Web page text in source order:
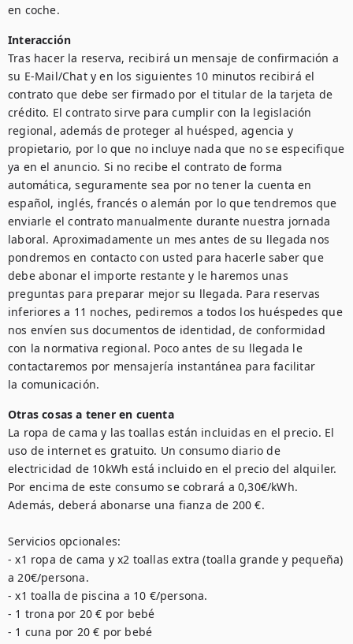
en coche.
Interacción
Tras hacer la reserva, recibirá un mensaje de confirmación a
su E-Mail/Chat y en los siguientes 10 minutos recibirá el
contrato que debe ser firmado por el titular de la tarjeta de
crédito. El contrato sirve para cumplir con la legislación
regional, además de proteger al huésped, agencia y
propietario, por lo que no incluye nada que no se especifique
ya en el anuncio. Si no recibe el contrato de forma
automática, seguramente sea por no tener la cuenta en
español, inglés, francés o alemán por lo que tendremos que
enviarle el contrato manualmente durante nuestra jornada
laboral. Aproximadamente un mes antes de su llegada nos
pondremos en contacto con usted para hacerle saber que
debe abonar el importe restante y le haremos unas
preguntas para preparar mejor su llegada. Para reservas
inferiores a 11 noches, pediremos a todos los huéspedes que
nos envíen sus documentos de identidad, de conformidad
con la normativa regional. Poco antes de su llegada le
contactaremos por mensajería instantánea para facilitar
la comunicación.
Otras cosas a tener en cuenta
La ropa de cama y las toallas están incluidas en el precio. El
uso de internet es gratuito. Un consumo diario de
electricidad de 10kWh está incluido en el precio del alquiler.
Por encima de este consumo se cobrará a 0,30€/kWh.
Además, deberá abonarse una fianza de 200 €.
Servicios opcionales:
- x1 ropa de cama y x2 toallas extra (toalla grande y pequeña)
a 20€/persona.
- x1 toalla de piscina a 10 €/persona.
- 1 trona por 20 € por bebé
- 1 cuna por 20 € por bebé